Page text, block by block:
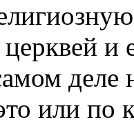
и
деле
или по